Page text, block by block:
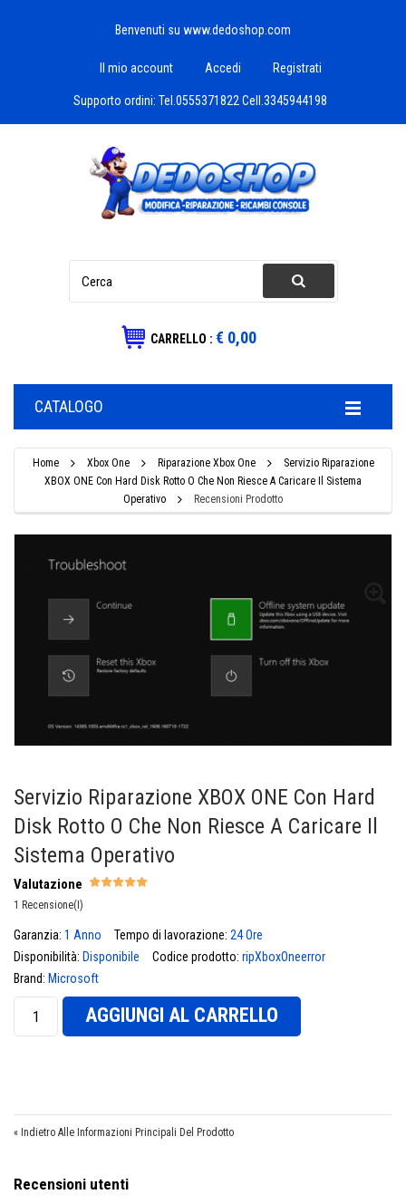
Benvenuti su www.dedoshop.com
Il mio account Accedi Registrati
Supporto ordini: Tel.0555371822 Cell.3345944198
CARRELLO : € 0,00
CATALOGO
Home Xbox One Riparazione Xbox One
Servizio Riparazione
XBOX ONE Con Hard Disk Rotto O Che Non Riesce A Caricare Il Sistema
Operativo
Recensioni Prodotto
Servizio Riparazione XBOX ONE Con Hard
Disk Rotto O Che Non Riesce A Caricare Il
Sistema Operativo
Valutazione
1 Recensione(i)
Garanzia: 1 Anno Tempo di lavorazione: 24 Ore
Disponibilità: Disponibile Codice prodotto: ripXboxOneerror
Brand: Microsoft
AGGIUNGI AL CARRELLO
« Indietro Alle Informazioni Principali Del Prodotto
Recensioni utenti